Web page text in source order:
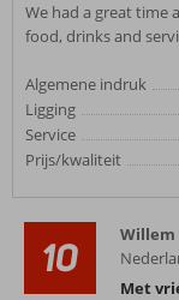
We had a great time
food, drinks and
Algemene indruk
Ligging
Service
Prijs/kwaliteit
10
Willem
Met